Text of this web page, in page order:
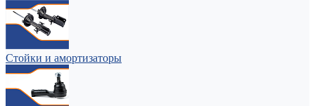
Стойки и амортизаторы